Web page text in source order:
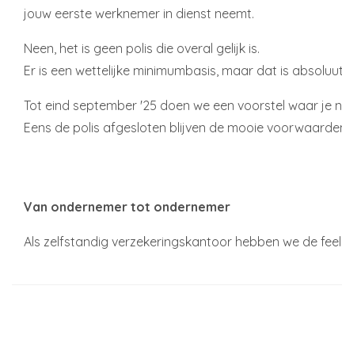
jouw eerste werknemer in dienst neemt.
Neen, het is geen polis die overal gelijk is.
Er is een wettelijke minimumbasis, maar dat is
Tot eind september '25 doen we een voorstel waar je
Eens de polis afgesloten blijven de mooie
Van ondernemer tot ondernemer
Als zelfstandig verzekeringskantoor hebben we de